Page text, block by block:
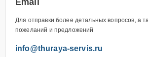
Для отправки более детальных вопросов, а
пожеланий и предложений
info@thuraya-servis.ru